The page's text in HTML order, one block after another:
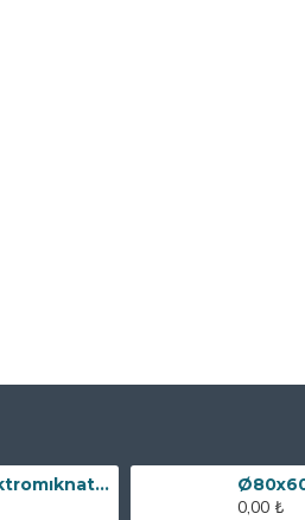
Ø63x30 mm Elektromıknatıs - 100 kg Çekim Gücü
0,00 ₺